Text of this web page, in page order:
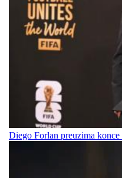
Diego Forlan preuzima